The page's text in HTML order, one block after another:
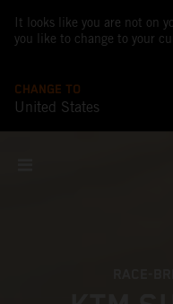
It looks like you are not on
you like to change to your
CHANGE TO
United States